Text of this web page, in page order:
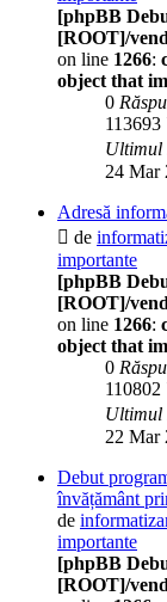
[phpBB
[ROOT]/
on line 1266:
object that
0
113693
Ultimul
24 Mar
Adresă
de
importante
[phpBB
[ROOT]/
on line 1266:
object that
0
110802
Ultimul
22 Mar
Debut
învățământ
de
importante
[phpBB
[ROOT]/